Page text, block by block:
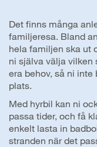
Det finns många
familjeresa. Bland
hela familjen ska ut
ni själva välja vilken
era behov, så ni inte
plats.
Med hyrbil kan ni
passa tider, och få
enkelt lasta in
stranden när det